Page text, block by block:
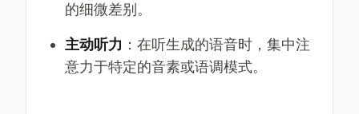
的细微差别。
主动听力 ：在听生成的语音时，集中注
意力于特定的音素或语调模式。